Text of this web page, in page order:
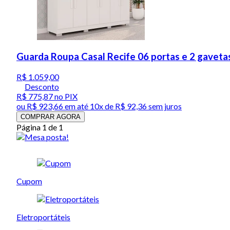
Guarda Roupa Casal Recife 06 portas e 2
R$ 1.059,00
Desconto
R$ 775,87no PIX
ou R$ 923,66em até 10x de R$ 92,36 sem juros
COMPRAR AGORA
Página 1 de 1
Cupom
Eletroportáteis